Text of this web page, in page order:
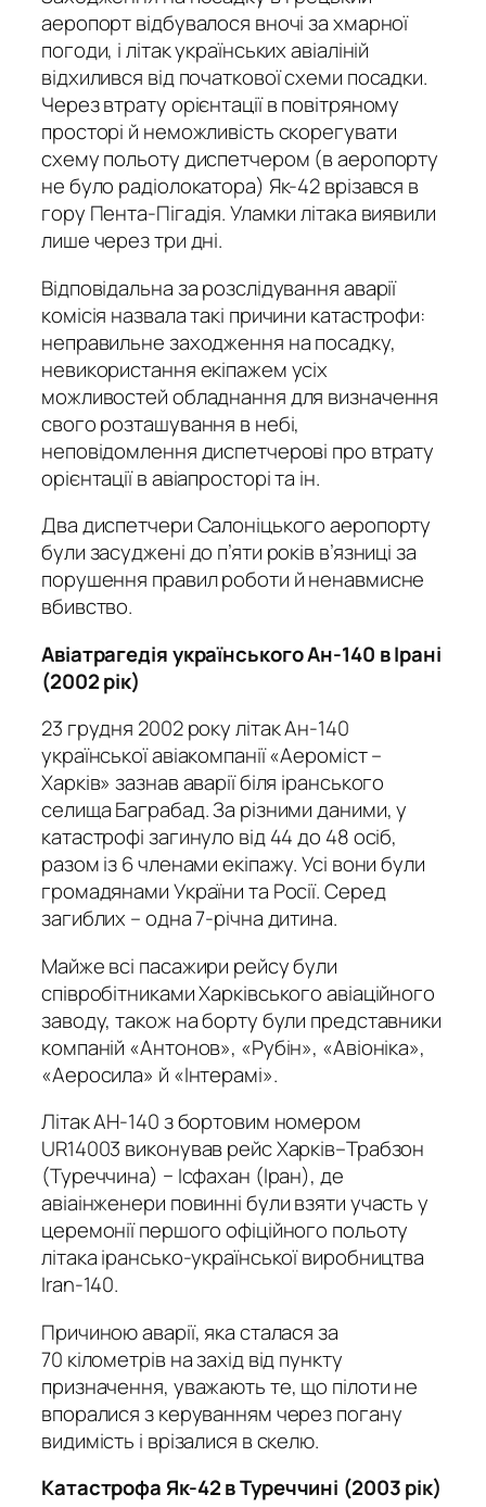
аеропорт відбувалося вночі за хмарної
погоди, і літак українських авіаліній
відхилився від початкової схеми посадки.
Через втрату орієнтації в повітряному
просторі й неможливість скорегувати
схему польоту диспетчером (в аеропорту
не було радіолокатора) Як-42 врізався в
гору Пента-Пігадія. Уламки літака виявили
лише через три дні.
Відповідальна за розслідування аварії
комісія назвала такі причини катастрофи:
неправильне заходження на посадку,
невикористання екіпажем усіх
можливостей обладнання для визначення
свого розташування в небі,
неповідомлення диспетчерові про втрату
орієнтації в авіапросторі та ін.
Два диспетчери Салоніцького аеропорту
були засуджені до п’яти років в’язниці за
порушення правил роботи й ненавмисне
вбивство.
Авіатрагедія українського Ан-140 в Ірані
(2002 рік)
23 грудня 2002 року літак Ан-140
української авіакомпанії «Аероміст –
Харків» зазнав аварії біля іранського
селища Баграбад. За різними даними, у
катастрофі загинуло від 44 до 48 осіб,
разом із 6 членами екіпажу. Усі вони були
громадянами України та Росії. Серед
загиблих – одна 7-річна дитина.
Майже всі пасажири рейсу були
співробітниками Харківського авіаційного
заводу, також на борту були представники
компаній «Антонов», «Рубін», «Авіоніка»,
«Аеросила» й «Інтерамі».
Літак АН-140 з бортовим номером
UR14003 виконував рейс Харків–Трабзон
(Туреччина) − Ісфахан (Іран), де
авіаінженери повинні були взяти участь у
церемонії першого офіційного польоту
літака ірансько-української виробництва
Iran-140.
Причиною аварії, яка сталася за
70 кілометрів на захід від пункту
призначення, уважають те, що пілоти не
впоралися з керуванням через погану
видимість і врізалися в скелю.
Катастрофа Як-42 в Туреччині (2003 рік)